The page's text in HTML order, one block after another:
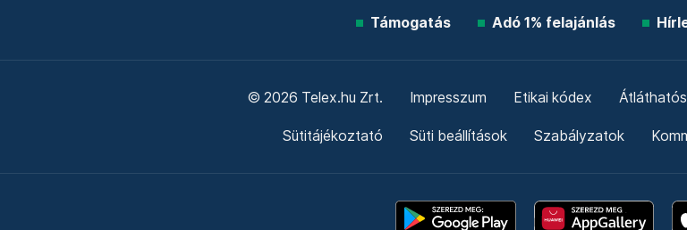
Támogatás Adó 1% felajánlás
© 2026 Telex.hu Zrt. Impresszum Etikai kódex
Sütitájékoztató Süti beállítások Szabályzatok